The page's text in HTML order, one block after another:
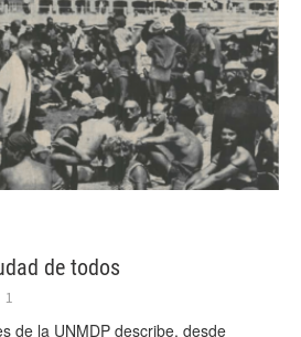
de todos
1
de la UNMDP describe, desde